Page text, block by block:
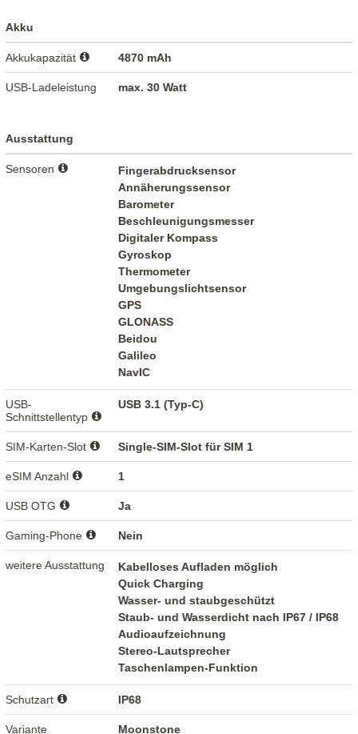
Akku
Akkukapazität 4870 mAh
USB-Ladeleistung max. 30 Watt
Ausstattung
Sensoren
Fingerabdrucksensor
Annäherungssensor
Barometer
Beschleunigungsmesser
Digitaler Kompass
Gyroskop
Thermometer
Umgebungslichtsensor
GPS
GLONASS
Beidou
Galileo
NavIC
USB-
Schnittstellentyp
USB 3.1 (Typ-C)
SIM-Karten-Slot Single-SIM-Slot für SIM 1
eSIM Anzahl 1
USB OTG Ja
Gaming-Phone Nein
weitere Ausstattung
Kabelloses Aufladen möglich
Quick Charging
Wasser- und staubgeschützt
Staub- und Wasserdicht nach IP67 / IP68
Audioaufzeichnung
Stereo-Lautsprecher
Taschenlampen-Funktion
Schutzart IP68
Variante Moonstone